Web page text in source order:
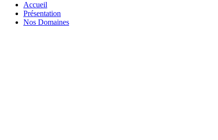
Accueil
Présentation
Nos Domaines